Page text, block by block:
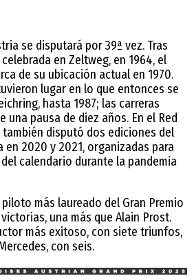
se disputará por 39ª vez. Tras
en Zeltweg, en 1964, el
de su ubicación actual en 1970.
lugar en lo que entonces se
hasta 1987; las carreras
una pausa de diez años. En el Red
también disputó dos ediciones del
en 2020 y 2021, organizadas para
calendario durante la pandemia
más laureado del Gran Premio
una más que Alain Prost.
más exitoso, con siete triunfos,
con seis.